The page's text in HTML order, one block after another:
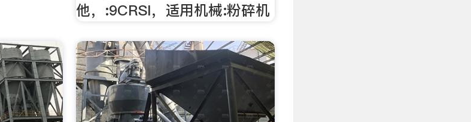
他，:9CRSI，适用机械:粉碎机